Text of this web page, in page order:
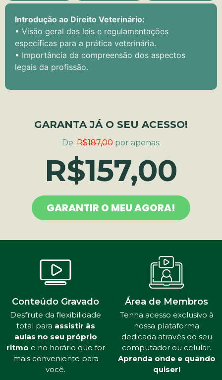
Introdução ao Direito Veterinário:
• Visão geral das leis e regulamentações
específicas para a prática veterinária.
• Importância da compreensão dos aspectos
legais da profissão.
GARANTA JÁ O SEU ACESSO!
De:R$187,00por apenas:
R$157,00
GARANTIR O MEU AGORA!
Conteúdo Gravado
Desfrute da flexibilidade
total para assistir às
aulas no seu próprio
ritmo e no horário que for
mais conveniente para
você.
Área de Membros
Tenha acesso exclusivo à
nossa plataforma
dedicada através do seu
computador ou celular.
Aprenda onde e quando
quiser!